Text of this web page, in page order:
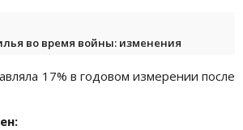
во время войны: изменения
17% в годовом измерении после